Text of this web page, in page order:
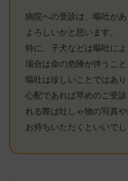
病院への受診は、嘔吐が
よろしいかと思います。
特に、子犬などは嘔吐に
場合は命の危険が伴うこ
嘔吐は珍しいことではあ
心配であれば早めのご受
れる際は吐しゃ物の写真
お持ちいただくといいでし